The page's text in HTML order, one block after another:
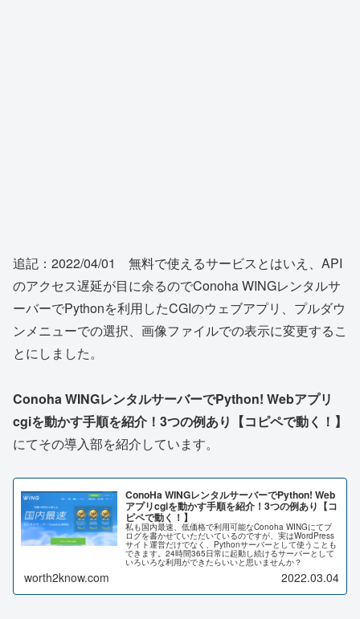
追記：2022/04/01 無料で使えるサービスとはいえ、API
のアクセス遅延が目に余るのでConoha WINGレンタルサ
ーバーでPythonを利用したCGIのウェブアプリ、プルダウ
ンメニューでの選択、画像ファイルでの表示に変更するこ
とにしました。
Conoha WINGレンタルサーバーでPython! Webアプリ
cgiを動かす手順を紹介！3つの例あり【コピペで動く！】
にてその導入部を紹介しています。
ConoHa WINGレンタルサーバーでPython! Web
アプリcgiを動かす手順を紹介！3つの例あり【コ
ピペで動く！】
私も国内最速、低価格で利用可能なConoha WINGにてブ
ログを書かせていただいているのですが、実はWordPress
サイト運営だけでなく、Pythonサーバーとして使うことも
できます。24時間365日常に起動し続けるサーバーとして
いろいろな利用ができたらいいと思いませんか？
worth2know.com 2022.03.04